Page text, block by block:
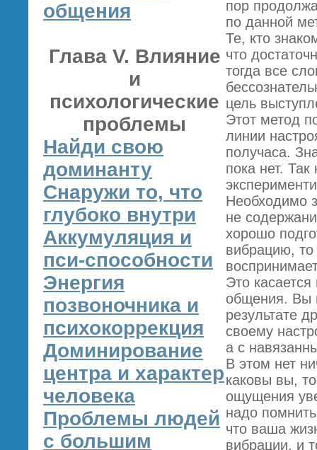
общения
Глава V. Влияние
и
психологические
проблемы
Найди свою
доминанту
Снаружи то, что
глубоко внутри
Аккумуляция и
пси-способности
Энергия
позвоночника и
психокоррекция
Доминирование
центра и характер
человека
Проблемы людей
с большим
пор
по данной
Те, кто
что
тогда все
цель
Этот метод
линии
получаса.
пока нет.
Необходимо
не
хорошо
вибрацию,
Это
общения. Вы
результате
своему
а с
В этом нет
каковы вы,
ощущения
надо
что ваша
вибрации, и